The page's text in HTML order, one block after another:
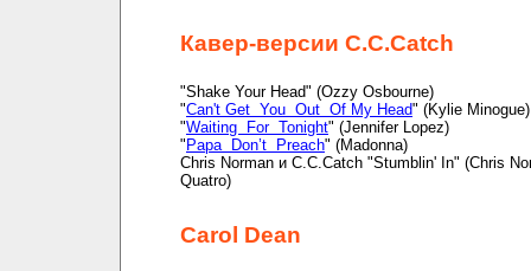
Кавер-версии C.C.Catch
"Shake Your Head" (Ozzy Osbourne)
"Can't Get You Out Of My Head" (Kylie Minogue)
"Waiting For Tonight" (Jennifer Lopez)
" Papa Don’t Preach" (Madonna)
Chris Norman и C.C.Catch "Stumblin' In" (Chris
Quatro)
Carol Dean